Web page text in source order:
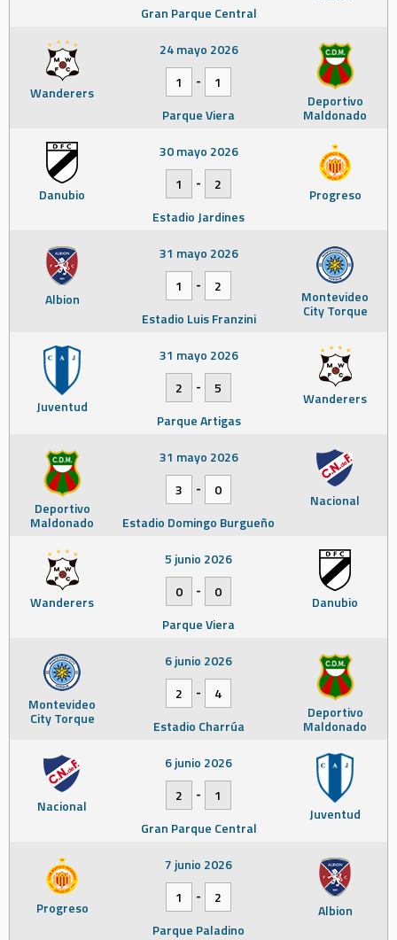
Gran Parque Central
Wanderers Deportivo
Maldonado
24 mayo 2026
1
-
1
Parque Viera
Danubio Progreso
30 mayo 2026
1
-
2
Estadio Jardines
Albion Montevideo
City Torque
31 mayo 2026
1
-
2
Estadio Luis Franzini
Juventud Wanderers
31 mayo 2026
2
-
5
Parque Artigas
Deportivo
Maldonado
Nacional
31 mayo 2026
3
-
0
Estadio Domingo Burgueño
Wanderers Danubio
5 junio 2026
0
-
0
Parque Viera
Montevideo
City Torque Deportivo
Maldonado
6 junio 2026
2
-
4
Estadio Charrúa
Nacional Juventud
6 junio 2026
2
-
1
Gran Parque Central
Progreso Albion
7 junio 2026
1
-
2
Parque Paladino